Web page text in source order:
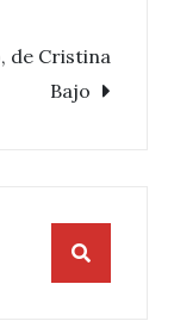
de Cristina
Bajo